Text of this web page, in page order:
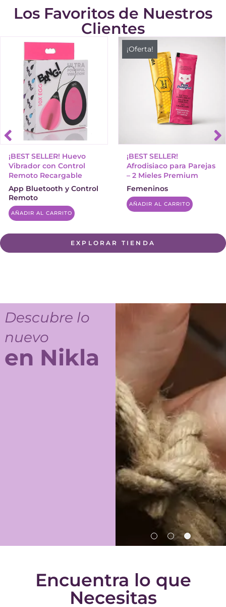
Los Favoritos de Nuestros
Clientes
¡BEST SELLER! Huevo
Vibrador con Control
Remoto Recargable
App Bluetooth y Control
Remoto
AÑADIR AL CARRITO
¡Oferta!
¡BEST SELLER!
Afrodisiaco para Parejas
– 2 Mieles Premium
Femeninos
AÑADIR AL CARRITO
EXPLORAR TIENDA
Descubre lo
nuevo
en Nikla
Carteler
a del
Taller
de
Encuentra lo que
Necesitas